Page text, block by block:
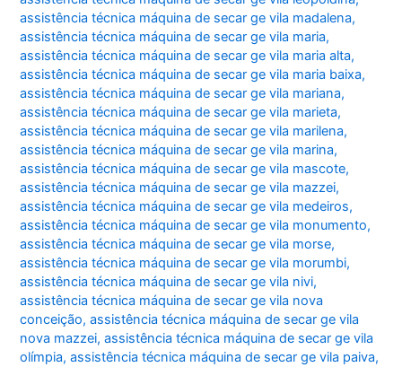
assistência técnica máquina de secar ge vila madalena,
assistência técnica máquina de secar ge vila maria,
assistência técnica máquina de secar ge vila maria alta,
assistência técnica máquina de secar ge vila maria baixa,
assistência técnica máquina de secar ge vila mariana,
assistência técnica máquina de secar ge vila marieta,
assistência técnica máquina de secar ge vila marilena,
assistência técnica máquina de secar ge vila marina,
assistência técnica máquina de secar ge vila mascote,
assistência técnica máquina de secar ge vila mazzei,
assistência técnica máquina de secar ge vila medeiros,
assistência técnica máquina de secar ge vila monumento,
assistência técnica máquina de secar ge vila morse,
assistência técnica máquina de secar ge vila morumbi,
assistência técnica máquina de secar ge vila nivi,
assistência técnica máquina de secar ge vila nova
conceição,assistência técnica máquina de secar ge vila
nova mazzei,assistência técnica máquina de secar ge vila
olímpia,assistência técnica máquina de secar ge vila paiva,